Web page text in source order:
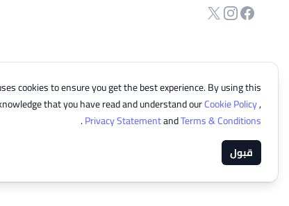
cookies to ensure you get the best experience. By using this
that you have read and understand ourCookie Policy,
Privacy StatementandTerms & Conditions
.
قبول
صفحة الفيسبوك
انستجرام
Twitter